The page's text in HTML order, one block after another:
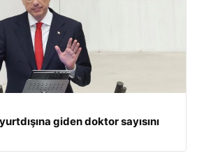
giden doktor sayısını